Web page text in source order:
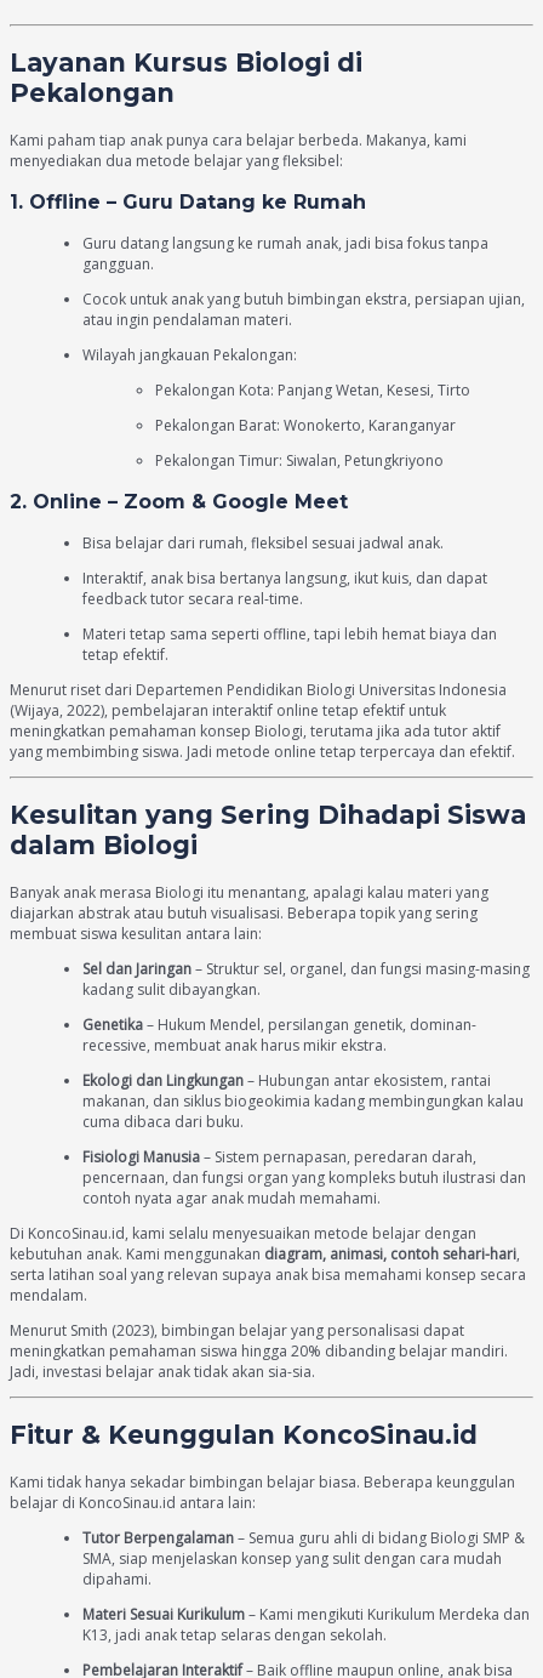
Layanan Kursus Biologi di
Pekalongan
Kami paham tiap anak punya cara belajar berbeda. Makanya, kami
menyediakan dua metode belajar yang fleksibel:
1. Offline – Guru Datang ke Rumah
Guru datang langsung ke rumah anak, jadi bisa fokus tanpa
gangguan.
Cocok untuk anak yang butuh bimbingan ekstra, persiapan ujian,
atau ingin pendalaman materi.
Wilayah jangkauan Pekalongan:
Pekalongan Kota: Panjang Wetan, Kesesi, Tirto
Pekalongan Barat: Wonokerto, Karanganyar
Pekalongan Timur: Siwalan, Petungkriyono
2. Online – Zoom & Google Meet
Bisa belajar dari rumah, fleksibel sesuai jadwal anak.
Interaktif, anak bisa bertanya langsung, ikut kuis, dan dapat
feedback tutor secara real-time.
Materi tetap sama seperti offline, tapi lebih hemat biaya dan
tetap efektif.
Menurut riset dari Departemen Pendidikan Biologi Universitas Indonesia
(Wijaya, 2022), pembelajaran interaktif online tetap efektif untuk
meningkatkan pemahaman konsep Biologi, terutama jika ada tutor aktif
yang membimbing siswa. Jadi metode online tetap terpercaya dan efektif.
Kesulitan yang Sering Dihadapi Siswa
dalam Biologi
Banyak anak merasa Biologi itu menantang, apalagi kalau materi yang
diajarkan abstrak atau butuh visualisasi. Beberapa topik yang sering
membuat siswa kesulitan antara lain:
Sel dan Jaringan– Struktur sel, organel, dan fungsi masing-masing
kadang sulit dibayangkan.
Genetika– Hukum Mendel, persilangan genetik, dominan-
recessive, membuat anak harus mikir ekstra.
Ekologi dan Lingkungan– Hubungan antar ekosistem, rantai
makanan, dan siklus biogeokimia kadang membingungkan kalau
cuma dibaca dari buku.
Fisiologi Manusia– Sistem pernapasan, peredaran darah,
pencernaan, dan fungsi organ yang kompleks butuh ilustrasi dan
contoh nyata agar anak mudah memahami.
Di KoncoSinau.id, kami selalu menyesuaikan metode belajar dengan
kebutuhan anak. Kami menggunakan diagram, animasi, contoh sehari-hari,
serta latihan soal yang relevan supaya anak bisa memahami konsep secara
mendalam.
Menurut Smith (2023), bimbingan belajar yang personalisasi dapat
meningkatkan pemahaman siswa hingga 20% dibanding belajar mandiri.
Jadi, investasi belajar anak tidak akan sia-sia.
Fitur & Keunggulan KoncoSinau.id
Kami tidak hanya sekadar bimbingan belajar biasa. Beberapa keunggulan
belajar di KoncoSinau.id antara lain:
Tutor Berpengalaman– Semua guru ahli di bidang Biologi SMP &
SMA, siap menjelaskan konsep yang sulit dengan cara mudah
dipahami.
Materi Sesuai Kurikulum– Kami mengikuti Kurikulum Merdeka dan
K13, jadi anak tetap selaras dengan sekolah.
Pembelajaran Interaktif– Baik offline maupun online, anak bisa